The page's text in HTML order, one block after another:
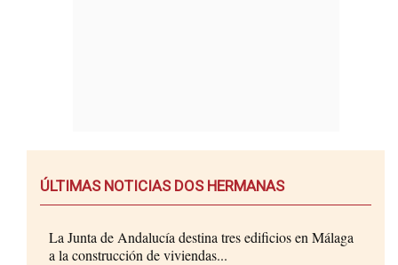
ÚLTIMAS NOTICIAS DOS HERMANAS
La Junta de Andalucía destina tres edificios en Málaga
a la construcción de viviendas...